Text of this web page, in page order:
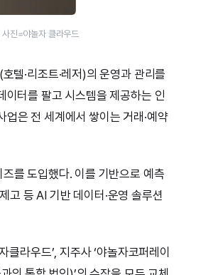
진=야놀자 클라우드
텔·리조트·레저)의 운영과 관리를
이터를 팔고 시스템을 제공하는 인
은 전 세계에서 쌓이는 거래·예약
를 도입했다. 이를 기반으로 예측
고 등 AI 기반 데이터·운영 솔루션
라우드’, 지주사 ‘야놀자코퍼레이